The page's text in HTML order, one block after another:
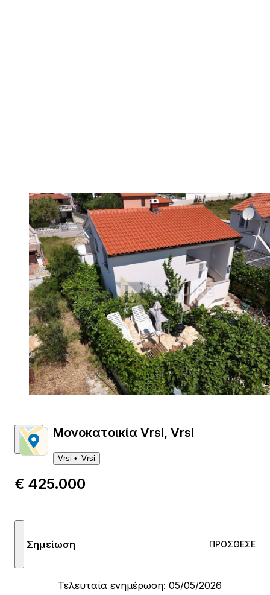
1
Μονοκατοικία Vrsi, Vrsi
Vrsi Vrsi
€ 425.000
Σημείωση ΠΡΌΣΘΕΣΕ
Τελευταία ενημέρωση: 05/05/2026